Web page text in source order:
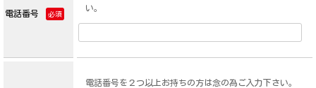
電話番号 必須
い。
電話番号を２つ以上お持ちの方は念の為ご入力下さい。